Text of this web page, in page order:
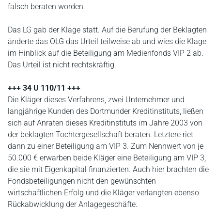
falsch beraten worden.
Das LG gab der Klage statt. Auf die Berufung der Beklagten
änderte das OLG das Urteil teilweise ab und wies die Klage
im Hinblick auf die Beteiligung am Medienfonds VIP 2 ab.
Das Urteil ist nicht rechtskräftig.
+++ 34 U 110/11 +++
Die Kläger dieses Verfahrens, zwei Unternehmer und
langjährige Kunden des Dortmunder Kreditinstituts, ließen
sich auf Anraten dieses Kreditinstituts im Jahre 2003 von
der beklagten Tochtergesellschaft beraten. Letztere riet
dann zu einer Beteiligung am VIP 3. Zum Nennwert von je
50.000 € erwarben beide Kläger eine Beteiligung am VIP 3,
die sie mit Eigenkapital finanzierten. Auch hier brachten die
Fondsbeteiligungen nicht den gewünschten
wirtschaftlichen Erfolg und die Kläger verlangten ebenso
Rückabwicklung der Anlagegeschäfte.